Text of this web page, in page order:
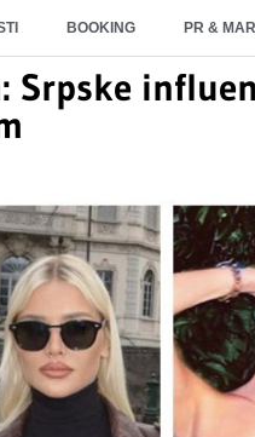
BOOKING PR &
Srpske